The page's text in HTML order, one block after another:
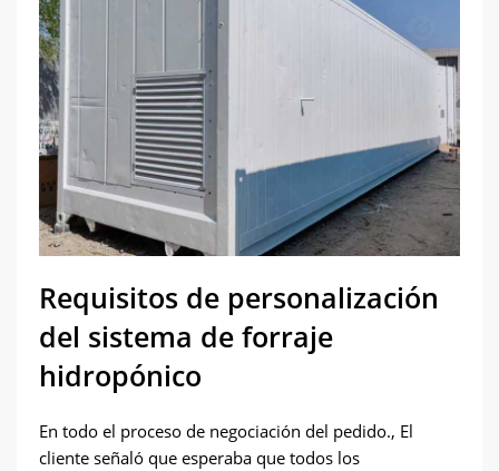
Requisitos de personalización
del sistema de forraje
hidropónico
En todo el proceso de negociación del pedido., El
cliente señaló que esperaba que todos los